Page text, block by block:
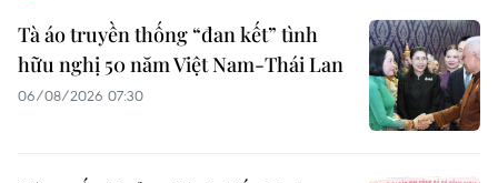
Tà áo truyền thống “đan kết” tình
hữu nghị 50 năm Việt Nam-Thái Lan
06/08/2026 07:30